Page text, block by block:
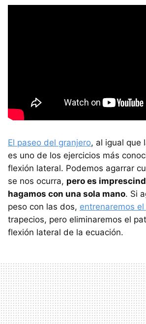
El paseo del granjero, al igual que
es uno de los ejercicios más
flexión lateral. Podemos agarrar
se nos ocurra, pero es
hagamos con una sola mano. Si
peso con las dos, entrenaremos el
trapecios, pero eliminaremos el
flexión lateral de la ecuación.